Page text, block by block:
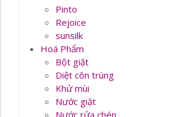
Pinto
Rejoice
sunsilk
Hoá Phẩm
Bột giặt
Diệt côn trùng
Khử mùi
Nước giặt